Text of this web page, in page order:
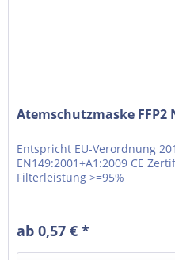
Atemschutzmaske FFP2
Entspricht EU-Verordnung
EN149:2001+A1:2009 CE
Filterleistung >=95%
ab 0,57 € *